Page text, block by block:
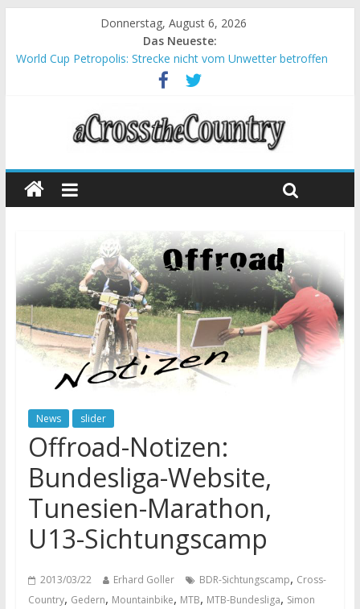
Donnerstag, August 6, 2026
Das Neueste:
World Cup Petropolis: Strecke nicht vom Unwetter betroffen
Krumbach und Obergessertshausen: Mountainbike-Bundesliga
Supercup Massi Banyoles: Siege für Carod und Richards
Halbzeit beim Andalucia Bike Race: Weltmeister Seewald führt
Chelva: Schweizer Doppelsieg beim ersten XCO-Rennen der
News slider
Offroad-Notizen:
Bundesliga-Website,
Tunesien-Marathon,
U13-Sichtungscamp
2013/03/22 Erhard Goller BDR-Sichtungscamp, Cross-
Country, Gedern, Mountainbike, MTB, MTB-Bundesliga, Simon